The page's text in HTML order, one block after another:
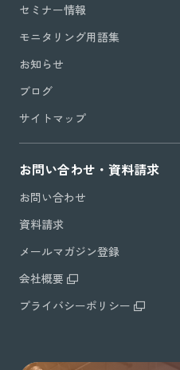
セミナー情報
モニタリング用語集
お知らせ
ブログ
サイトマップ
お問い合わせ・資料請求
お問い合わせ
資料請求
メールマガジン登録
会社概要
プライバシーポリシー